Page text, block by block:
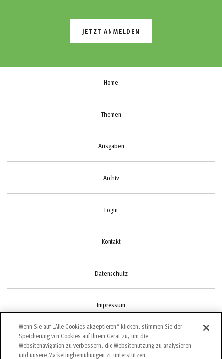
JETZT ANMELDEN
Home
Themen
Ausgaben
Archiv
Login
Kontakt
Datenschutz
Impressum
Cookie-Einstellungen
Wenn Sie auf „Alle Cookies akzeptieren“ klicken, stimmen Sie der
Speicherung von Cookies auf Ihrem Gerät zu, um die
Websitenavigation zu verbessern, die Websitenutzung zu analysieren
und unsere Marketingbemühungen zu unterstützen.